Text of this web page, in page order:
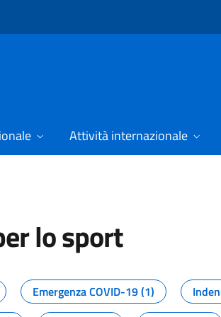
Attività internazionale
lo sport
dal Dipartimento
Emergenza COVID-19 (1)